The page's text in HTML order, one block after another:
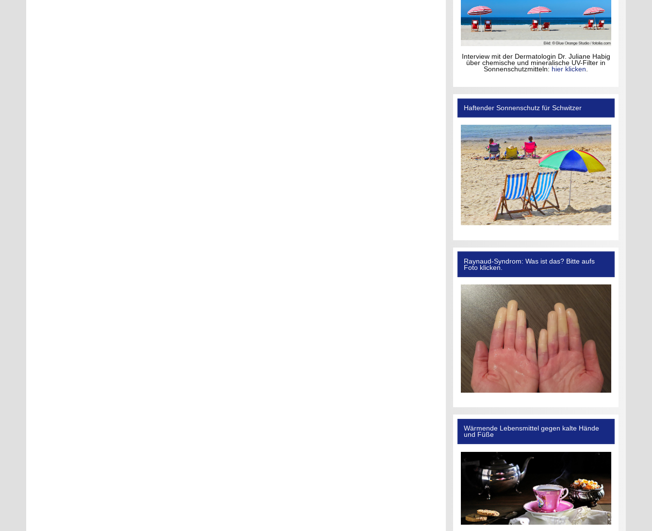
Interview mit der Dermatologin Dr. Juliane Habig
über chemische und mineralische UV-Filter in
Sonnenschutzmitteln: hier klicken
Haftender Sonnenschutz für Schwitzer
Raynaud-Syndrom: Was ist das? Bitte aufs
Foto klicken.
Wärmende Lebensmittel gegen kalte Hände
und Füße